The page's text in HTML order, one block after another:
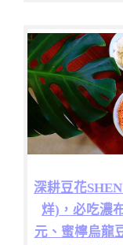
深耕豆花
烊)，必吃濃
元、蜜檸烏龍